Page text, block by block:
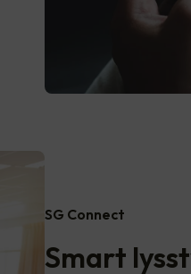
SG Connect
Smart